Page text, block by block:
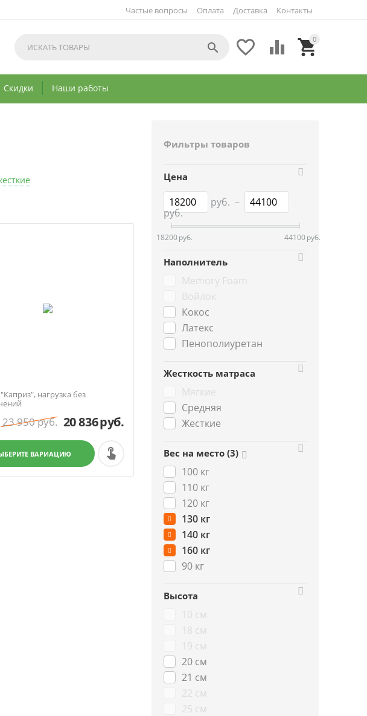
Частые вопросы Оплата Доставка Контакты
0

 

Скидки Наши работы
нагрузка без
23 950руб. 20 836руб.
ВАРИАЦИЮ
Фильтры товаров
Цена
руб. –
руб.
18200руб. 44100руб.
Наполнитель
Memory Foam
Войлок
Кокос
Латекс
Пенополиуретан
Жесткость матраса
Мягкие
Средняя
Жесткие
Вес на место (3)
100 кг
110 кг
120 кг
130 кг
140 кг
160 кг
90 кг
Высота
10 см
18 см
19 см
20 см
21 см
22 см
25 см